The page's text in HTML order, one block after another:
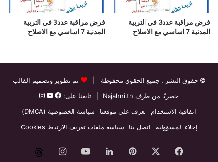
فرض مراقبة عدد3 في التربية
المدنية 7 اساسي مع الاصلاح
فرض مراقبة عدد3 في التربية
المدنية 7 اساسي مع الاصلاح
© حقوق النشر ، جميع الحقوق محفوظة |
تم تطوير وتصميم القالب
حصريًا من طرف Najahni.tn | تابعنا على:
اتفاقية الاستخدام
تعرف على موقعنا
سياسة الخصوصية (DMCA)
إخلاء المسؤولية
اتصل بنا سياسة ملفات تعريف الارتباط Cookies
فيسبوك بينتيريستلينكدإن‫YouTubeانستقرام